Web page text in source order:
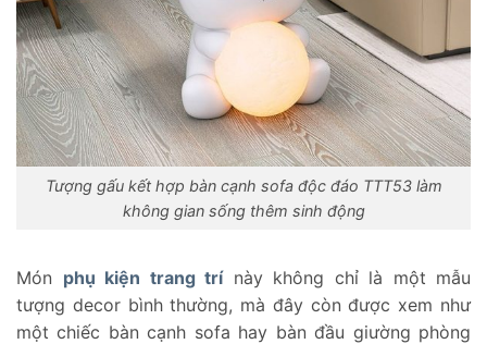
Tượng gấu kết hợp bàn cạnh sofa độc đáo TTT53 làm
không gian sống thêm sinh động
Món phụ kiện trang trínày không chỉ là một mẫu
tượng decor bình thường, mà đây còn được xem như
một chiếc bàn cạnh sofa hay bàn đầu giường phòng